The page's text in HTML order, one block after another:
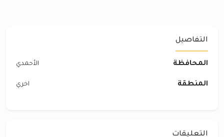
التفاصيل
المحافظة الأحمدي
المنطقة اخري
التعليقات